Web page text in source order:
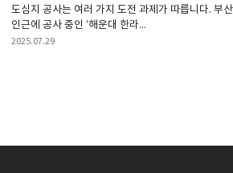
도심지 공사는 여러 가지 도전 과제가 따릅니다. 부
인근에 공사 중인 ‘해운대 한라...
2025.07.29